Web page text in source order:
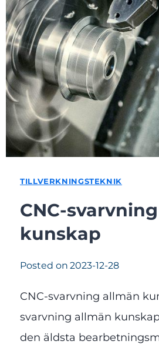
TILLVERKNINGSTEKNIK
CNC-
kunskap
Posted on 2023-12-28
CNC-svarvning allmän
svarvning allmän
den äldsta